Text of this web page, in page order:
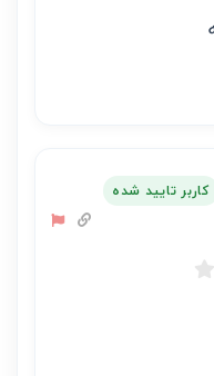
کاربر تایید شده